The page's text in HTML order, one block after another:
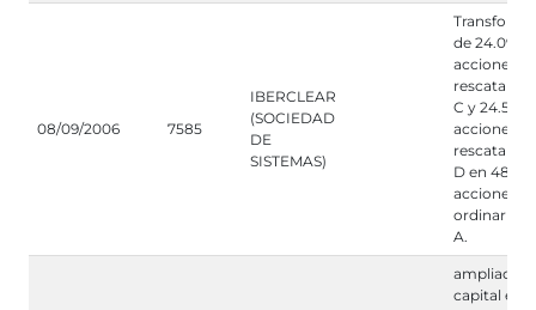
08/09/2006 7585
IBERCLEAR
(SOCIEDAD
DE
SISTEMAS)
de 24.098
acciones
C y 24.596
acciones
D en
acciones
ordinarias
A.
ampliacion
capital en